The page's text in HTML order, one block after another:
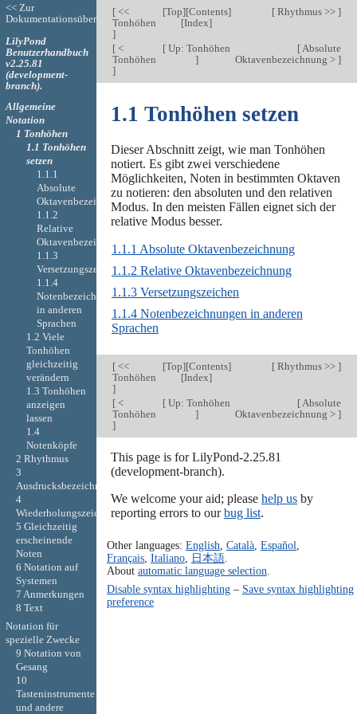
[<<
Tonhöhen
]
[Top][Contents]
[Index]
[Rhythmus >> ]
[<
Tonhöhen
]
[ Up: Tonhöhen
]
[Absolute
Oktavenbezeichnung > ]
1.1 Tonhöhen setzen
Dieser Abschnitt zeigt, wie man Tonhöhen
notiert. Es gibt zwei verschiedene
Möglichkeiten, Noten in bestimmten Oktaven
zu notieren: den absoluten und den relativen
Modus. In den meisten Fällen eignet sich der
relative Modus besser.
1.1.1 Absolute Oktavenbezeichnung
1.1.2 Relative Oktavenbezeichnung
1.1.3 Versetzungszeichen
1.1.4 Notenbezeichnungen in anderen
Sprachen
[<<
Tonhöhen
]
[Top][Contents]
[Index]
[Rhythmus >> ]
[<
Tonhöhen
]
[ Up: Tonhöhen
]
[Absolute
Oktavenbezeichnung > ]
This page is for LilyPond-2.25.81
(development-branch).
We welcome your aid; please help usby
reporting errors to ourbug list.
Other languages: English Català, Español
Français, Italiano, 日本語.
About automatic language selection
Disable syntax highlighting– Save syntax highlighting
preference
<< Zur
Dokumentationsübersicht
LilyPond
Benutzerhandbuch
v2.25.81
(development-
branch).
Allgemeine
Notation
1 Tonhöhen
1.1 Tonhöhen
setzen
1.1.1
Absolute
Oktavenbezeichnung
1.1.2
Relative
Oktavenbezeichnung
1.1.3
Versetzungszeichen
1.1.4
Notenbezeichnungen
in anderen
Sprachen
1.2 Viele
Tonhöhen
gleichzeitig
verändern
1.3 Tonhöhen
anzeigen
lassen
1.4
Notenköpfe
2 Rhythmus
3
Ausdrucksbezeichnungen
4
Wiederholungszeichen
5 Gleichzeitig
erscheinende
Noten
6 Notation auf
Systemen
7 Anmerkungen
8 Text
Notation für
spezielle Zwecke
9 Notation von
Gesang
10
Tasteninstrumente
und andere